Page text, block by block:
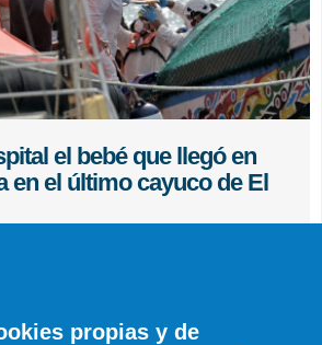
el bebé que llegó en
en el último cayuco de El
propias y de